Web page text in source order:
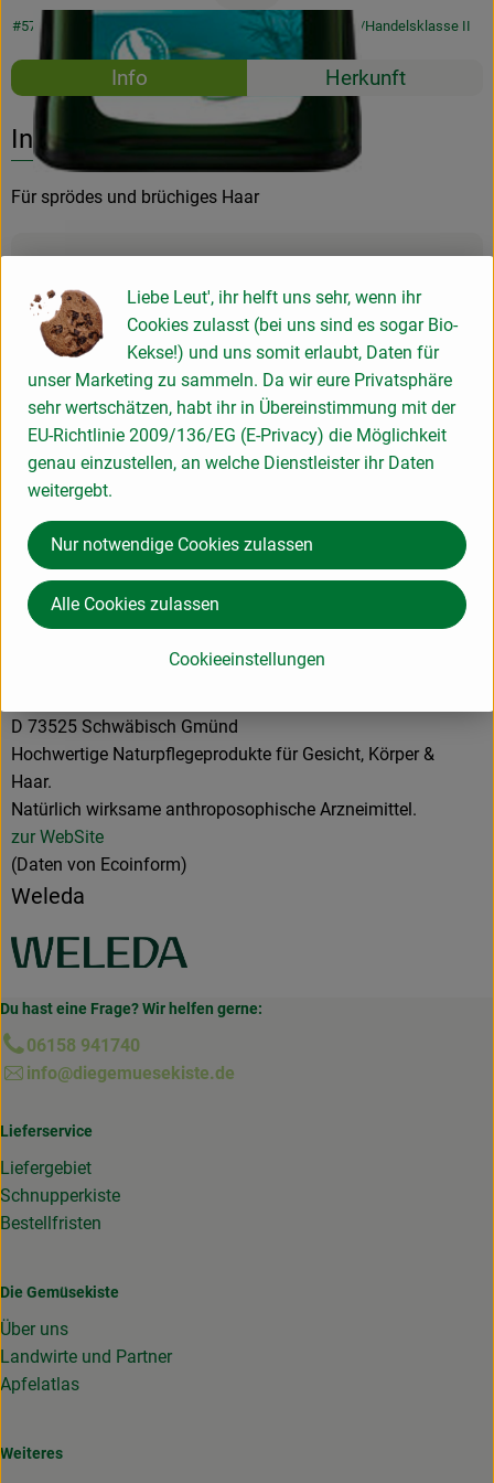
#5745 / 50ml / Liter 19% MwSt Handelsklasse II
Rezepte
Info Herkunft
Entdecke passende Rezepte Es wurden
Info
Für sprödes und brüchiges Haar
Produktdatenblatt
Herkunft
Hersteller: Weleda
Deutschland
D 73525 Schwäbisch Gmünd
Hochwertige Naturpflegeprodukte für Gesicht, Körper &
Haar.
Natürlich wirksame anthroposophische Arzneimittel.
zur WebSite
(Daten von Ecoinform)
Weleda
Du hast eine Frage? Wir helfen gerne:
06158 941740
info@diegemuesekiste.de
Lieferservice
Liefergebiet
Schnupperkiste
Bestellfristen
Die Gemüsekiste
Über uns
Landwirte und Partner
Apfelatlas
Weiteres
Liebe Leut', ihr helft uns sehr, wenn ihr
Cookies zulasst (bei uns sind es sogar Bio-
Kekse!) und uns somit erlaubt, Daten für
unser Marketing zu sammeln. Da wir eure Privatsphäre
sehr wertschätzen, habt ihr in Übereinstimmung mit der
EU-Richtlinie 2009/136/EG (E-Privacy) die Möglichkeit
genau einzustellen, an welche Dienstleister ihr Daten
weitergebt.
Cookieeinstellungen
Nur notwendige Cookies zulassen
Alle Cookies zulassen